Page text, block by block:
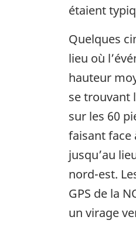
étaient
Quelques
lieu où
hauteur
se trouvant
sur les 60
faisant face
jusqu’au
nord-est.
GPS de la
un virage